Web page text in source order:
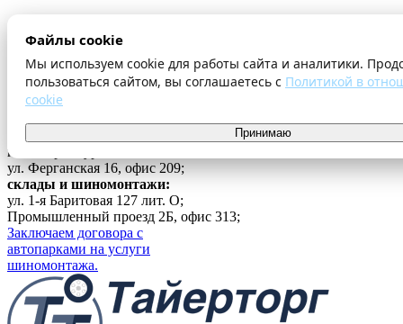
Файлы cookie
Мы используем cookie для работы сайта и аналитики.
пользоваться сайтом, вы соглашаетесь с Политикой в
cookie
Принимаю
Оплата и доставка
Шиномонтаж
Контакты
...
г. Екатеринбург
ул. Ферганская 16, офис 209;
склады и шиномонтажи:
ул. 1-я Баритовая 127 лит. О;
Промышленный проезд 2Б, офис 313;
Заключаем договора с
автопарками на услуги
шиномонтажа.